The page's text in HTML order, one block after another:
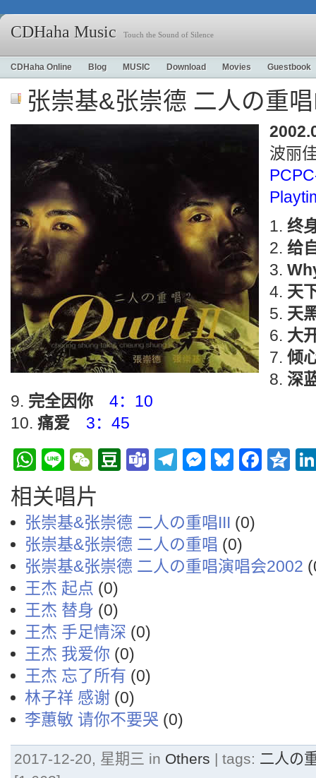
CDHaha Music Touch the Sound of Silence
CDHaha Online Blog MUSIC Download Movies Guestbook
张崇基&张崇德 二人の重
波丽
终
给
天
天
大
倾
深
完全因你
4：10
痛爱
3：45
WhatsApp
LineWeChat
Douban
TeamsTelegramBluesky
相关唱片
张崇基&张崇德 二人の重唱III (0)
张崇基&张崇德 二人の重唱 (0)
张崇基&张崇德 二人の重唱演唱会2002
王杰 起点 (0)
王杰 替身 (0)
王杰 手足情深 (0)
王杰 我爱你 (0)
王杰 忘了所有 (0)
林子祥 感谢 (0)
李蕙敏 请你不要哭 (0)
2017-12-20, 星期三 in Others | tags: 二人の